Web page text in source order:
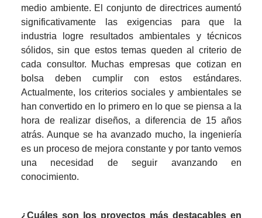
medio ambiente. El conjunto de directrices aumentó
significativamente las exigencias para que la
industria logre resultados ambientales y técnicos
sólidos, sin que estos temas queden al criterio de
cada consultor. Muchas empresas que cotizan en
bolsa deben cumplir con estos estándares.
Actualmente, los criterios sociales y ambientales se
han convertido en lo primero en lo que se piensa a la
hora de realizar diseños, a diferencia de 15 años
atrás. Aunque se ha avanzado mucho, la ingeniería
es un proceso de mejora constante y por tanto vemos
una necesidad de seguir avanzando en
conocimiento.
¿Cuáles son los proyectos más destacables en